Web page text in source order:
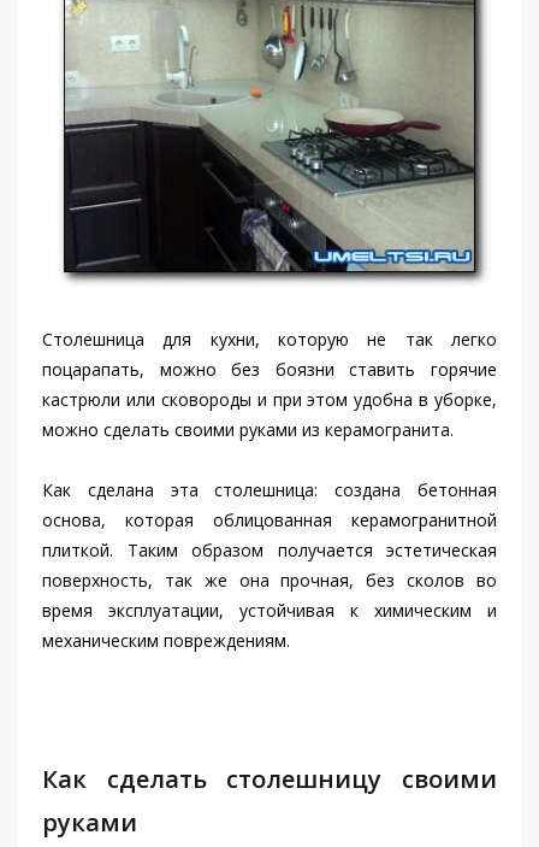
Столешница для кухни, которую не так легко
поцарапать, можно без боязни ставить горячие
кастрюли или сковороды и при этом удобна в уборке,
можно сделать своими руками из керамогранита.
Как сделана эта столешница: создана бетонная
основа, которая облицованная керамогранитной
плиткой. Таким образом получается эстетическая
поверхность, так же она прочная, без сколов во
время эксплуатации, устойчивая к химическим и
механическим повреждениям.
Как сделать столешницу своими
руками